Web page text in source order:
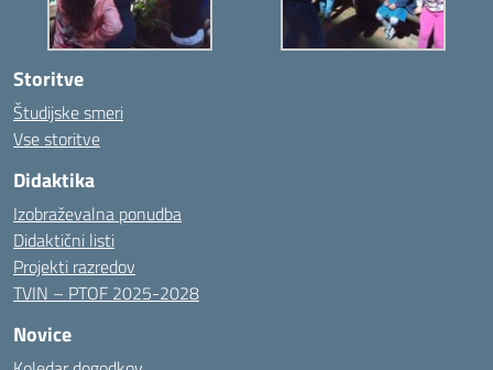
Storitve
Študijske smeri
Vse storitve
Didaktika
Izobraževalna ponudba
Didaktični listi
Projekti razredov
TVIN – PTOF 2025-2028
Novice